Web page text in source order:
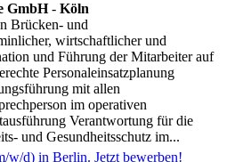
GmbH- Köln
Brücken- und
wirtschaftlicher und
und Führung der Mitarbeiter auf
Personaleinsatzplanung
mit allen
im operativen
Verantwortung für die
und Gesundheitsschutz im...